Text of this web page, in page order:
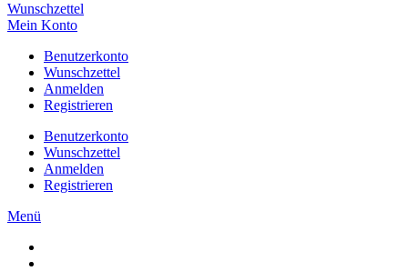
Wunschzettel
Mein Konto
Benutzerkonto
Wunschzettel
Anmelden
Registrieren
Benutzerkonto
Wunschzettel
Anmelden
Registrieren
Menü